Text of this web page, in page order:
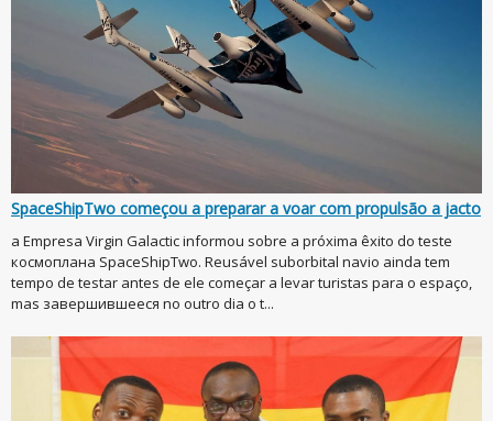
SpaceShipTwo começou a preparar a voar com propulsão a jacto
a Empresa Virgin Galactic informou sobre a próxima êxito do teste
космоплана SpaceShipTwo. Reusável suborbital navio ainda tem
tempo de testar antes de ele começar a levar turistas para o espaço,
mas завершившееся no outro dia o t...